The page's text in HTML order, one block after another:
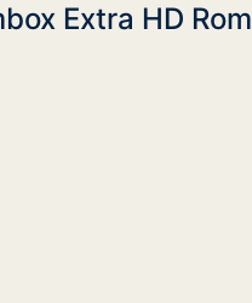
Extra HD